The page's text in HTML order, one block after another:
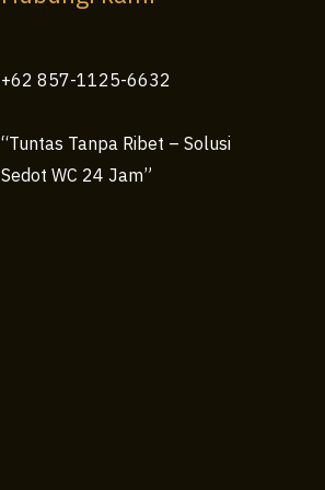
+62 857-1125-6632
“Tuntas Tanpa Ribet – Solusi
Sedot WC 24 Jam”